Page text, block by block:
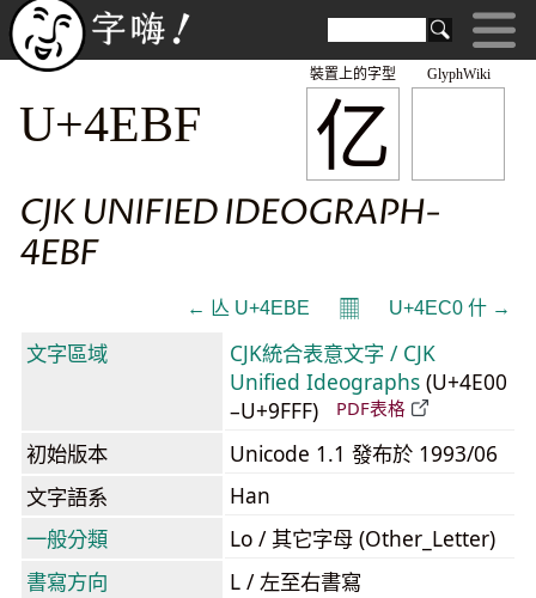
GlyphWiki
亿
裝置上的字型
U+4EBF
CJK UNIFIED IDEOGRAPH-
4EBF
← 亾 U+4EBE 𝄜 U+4EC0 什 →
文字區域
CJK統合表意文字 / CJK
Unified Ideographs (U+4E00
–U+9FFF)
PDF表格
初始版本
Unicode 1.1 發布於 1993/06
文字語系
Han
一般分類
Lo / 其它字母 (Other_Letter)
書寫方向
L / 左至右書寫